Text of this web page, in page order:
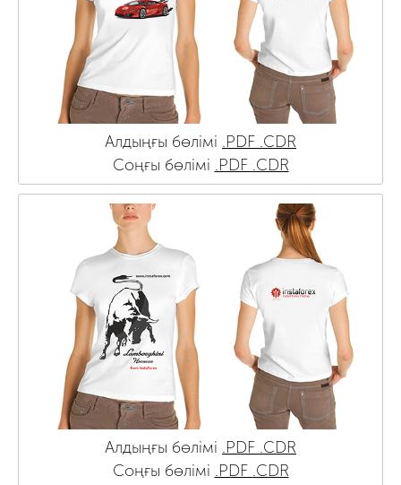
Алдыңғы бөлімі .PDF .CDR
Соңғы бөлімі .PDF .CDR
Алдыңғы бөлімі .PDF .CDR
Соңғы бөлімі .PDF .CDR